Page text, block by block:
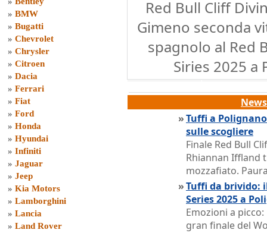
» BMW
» Bugatti
» Chevrolet
» Chrysler
» Citroen
» Dacia
» Ferrari
» Fiat
» Ford
» Honda
» Hyundai
» Infiniti
» Jaguar
» Jeep
» Kia Motors
» Lamborghini
» Lancia
» Land Rover
Red Bull Cliff
Gimeno seconda
spagnolo al Red
Siries 2025 a
»Tuffi a
sulle scogliere
Finale Red Bull
Rhiannan Iffland
mozzafiato.
»Tuffi da brivido:
Series 2025 a
Emozioni a
gran finale del